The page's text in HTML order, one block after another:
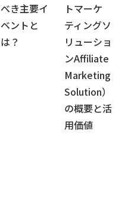
べき主要イ
ベントと
は？
トマーケ
ティングソ
リューショ
ンAffiliate
Marketing
Solution）
の概要と活
用価値